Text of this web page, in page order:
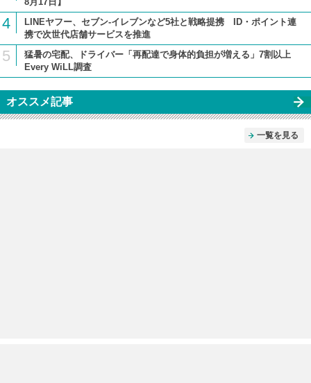
4
LINEヤフー、セブン-イレブンなど5社と戦略提携 ID・ポイント連
携で次世代店舗サービスを推進
5
猛暑の宅配、ドライバー「再配達で身体的負担が増える」7割以上
Every WiLL調査
オススメ記事
一覧を見る